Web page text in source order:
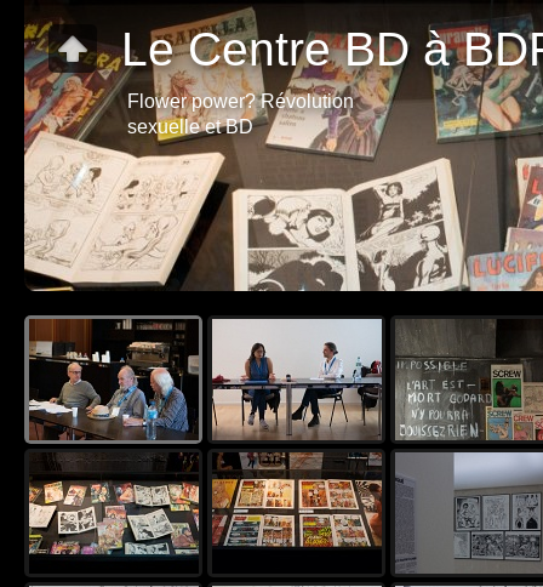
Le Centre BD à
Flower power? Révolution
sexuelle et BD